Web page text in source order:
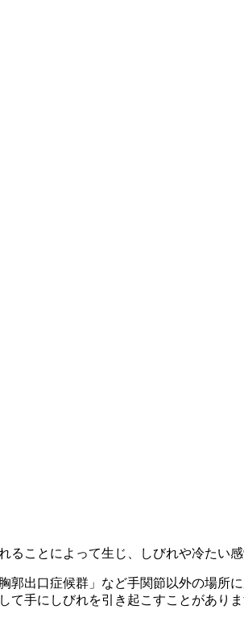
ことによって生じ、しびれや冷たい
出口症候群」など手関節以外の場所
手にしびれを引き起こすことがありま